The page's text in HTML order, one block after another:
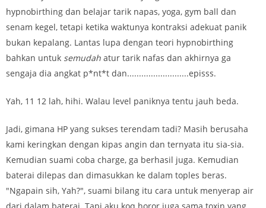
hypnobirthing dan belajar tarik napas, yoga, gym ball dan
senam kegel, tetapi ketika waktunya kontraksi adekuat panik
bukan kepalang. Lantas lupa dengan teori hypnobirthing
bahkan untuk semudah atur tarik nafas dan akhirnya ga
sengaja dia angkat p*nt*t dan..........................episss.
Yah, 11 12 lah, hihi. Walau level paniknya tentu jauh beda.
Jadi, gimana HP yang sukses terendam tadi? Masih berusaha
kami keringkan dengan kipas angin dan ternyata itu sia-sia.
Kemudian suami coba charge, ga berhasil juga. Kemudian
baterai dilepas dan dimasukkan ke dalam toples beras.
"Ngapain sih, Yah?", suami bilang itu cara untuk menyerap air